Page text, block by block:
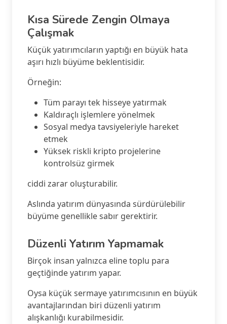
Kısa Sürede Zengin Olmaya
Çalışmak
Küçük yatırımcıların yaptığı en büyük hata
aşırı hızlı büyüme beklentisidir.
Örneğin:
Tüm parayı tek hisseye yatırmak
Kaldıraçlı işlemlere yönelmek
Sosyal medya tavsiyeleriyle hareket
etmek
Yüksek riskli kripto projelerine
kontrolsüz girmek
ciddi zarar oluşturabilir.
Aslında yatırım dünyasında sürdürülebilir
büyüme genellikle sabır gerektirir.
Düzenli Yatırım Yapmamak
Birçok insan yalnızca eline toplu para
geçtiğinde yatırım yapar.
Oysa küçük sermaye yatırımcısının en büyük
avantajlarından biri düzenli yatırım
alışkanlığı kurabilmesidir.